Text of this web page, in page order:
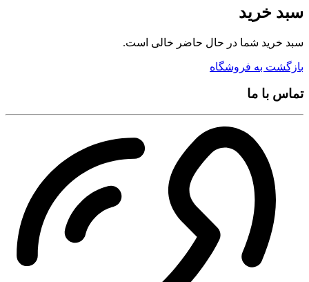
سبد خرید
سبد خرید شما در حال حاضر خالی است.
بازگشت به فروشگاه
تماس با ما